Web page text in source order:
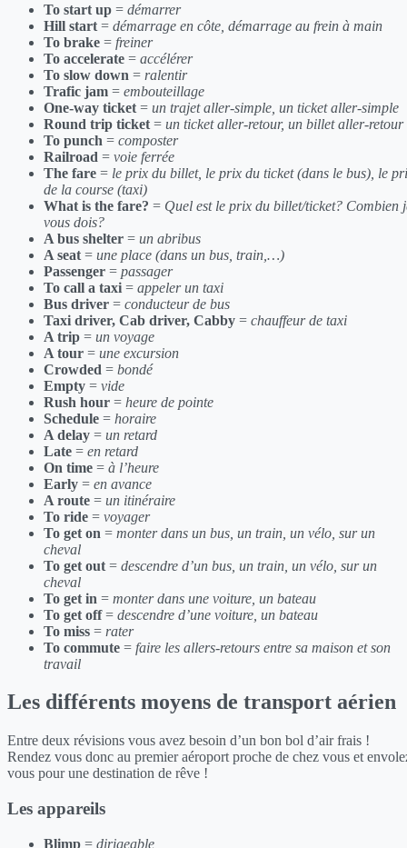
To start up = démarrer
Hill start = démarrage en côte, démarrage au frein à main
To brake = freiner
To accelerate = accélérer
To slow down = ralentir
Trafic jam = embouteillage
One-way ticket = un trajet aller-simple, un ticket aller-simple
Round trip ticket = un ticket aller-retour, un billet aller-retour
To punch = composter
Railroad = voie ferrée
The fare = le prix du billet, le prix du ticket (dans le bus), le
de la course (taxi)
What is the fare? = Quel est le prix du billet/ticket? Combien
vous dois?
A bus shelter = un abribus
A seat = une place (dans un bus, train,…)
Passenger = passager
To call a taxi = appeler un taxi
Bus driver = conducteur de bus
Taxi driver, Cab driver, Cabby = chauffeur de taxi
A trip = un voyage
A tour = une excursion
Crowded = bondé
Empty = vide
Rush hour = heure de pointe
Schedule = horaire
A delay = un retard
Late = en retard
On time = à l’heure
Early = en avance
A route = un itinéraire
To ride = voyager
To get on = monter dans un bus, un train, un vélo, sur un
cheval
To get out = descendre d’un bus, un train, un vélo, sur un
cheval
To get in = monter dans une voiture, un bateau
To get off= descendre d’une voiture, un bateau
To miss = rater
To commute = faire les allers-retours entre sa maison et son
travail
Les différents moyens de transport aérien
Entre deux révisions vous avez besoin d’un bon bol d’air frais !
Rendez vous donc au premier aéroport proche de chez vous et
vous pour une destination de rêve !
Les appareils
Blimp = dirigeable